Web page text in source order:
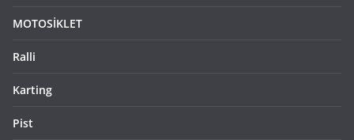
MOTOSİKLET
Ralli
Karting
Pist